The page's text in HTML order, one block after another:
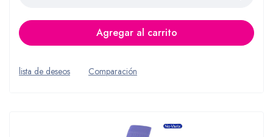
Agregar al carrito
lista de deseos Comparación